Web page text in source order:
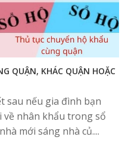
QUẬN, KHÁC QUẬN HOẶC
sau nếu gia đình bạn
nhân khẩu trong sổ
mới sáng nhà củ....